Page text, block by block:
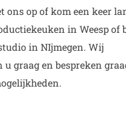
ons op of kom een keer
in Weesp of
in NIjmegen. Wij
graag en bespreken